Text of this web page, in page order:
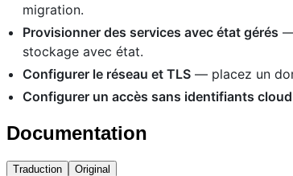
migration.
Provisionner des services avec état gérés —
stockage avec état.
Configurer le réseau et TLS — placez un
Configurer un accès sans identifiants cloud
Documentation
Traduction
Original